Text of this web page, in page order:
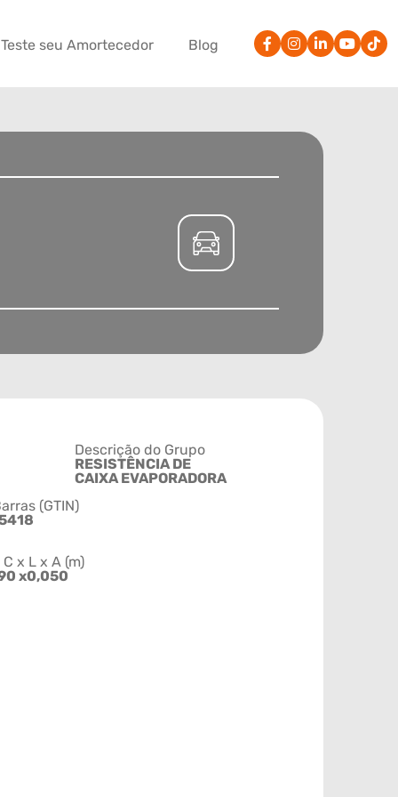
Teste seu Amortecedor Blog
Descrição do Grupo
RESISTÊNCIA DE
CAIXA EVAPORADORA
(GTIN)
x L x A (m)
x0,050